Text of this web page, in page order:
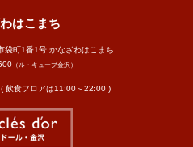
はこまち
町1番1号 かなざわはこまち
（ル・キューブ金沢）
飲食フロアは11:00～22:00 )